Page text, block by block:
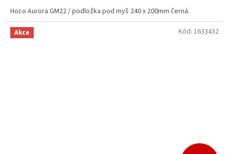
Hoco Aurora GM22 / podložka pod myš 240 x 200mm černá.
Akce Kód: 1633432